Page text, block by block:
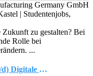
Germany GmbH
| Studentenjobs,
Zukunft zu gestalten? Bei
Rolle bei
...
Studentische Aushilfskraft (m/w/d) Digitale Leserkommunikation und Social Media